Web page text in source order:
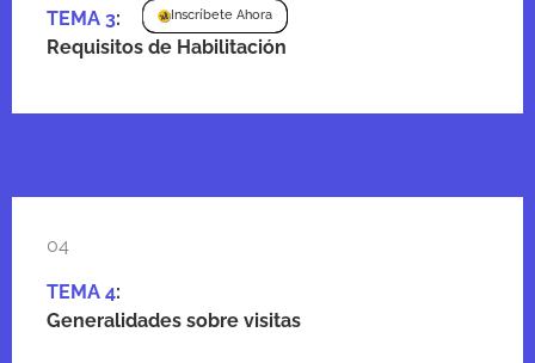
Inscríbete Ahora
TEMA 3:
Requisitos de Habilitación
04
TEMA 4:
Generalidades sobre visitas